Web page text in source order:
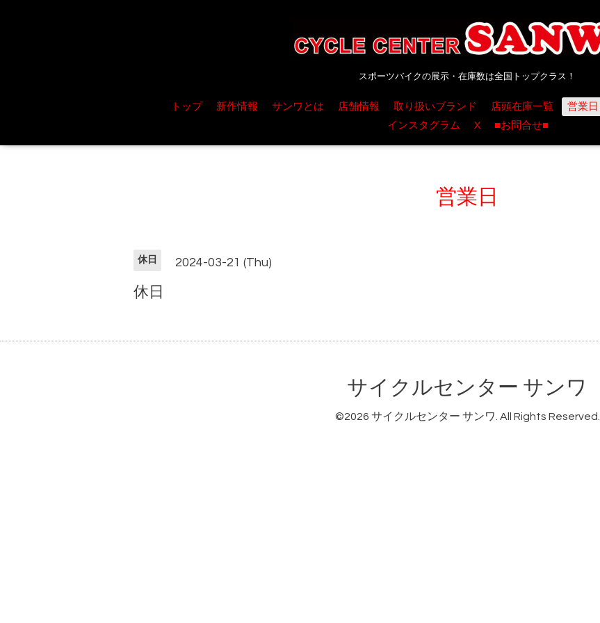
スポーツバイクの展示・在庫数は全国トップクラス！
トップ 新作情報 サンワとは 店舗情報 取り扱いブランド 店頭在庫一覧 営業日
インスタグラム
X ■お問合せ■
営業日
休日 2024-03-21 (Thu)
休日
サイクルセンター サンワ
©2026 サイクルセンター サンワ. All Rights Reserved.